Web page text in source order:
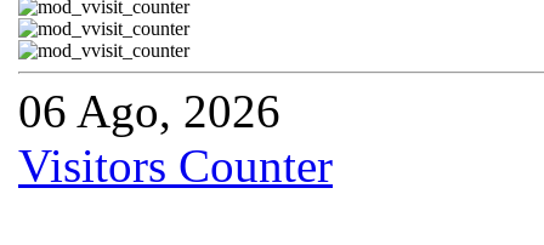
06 Ago, 2026
Visitors Counter